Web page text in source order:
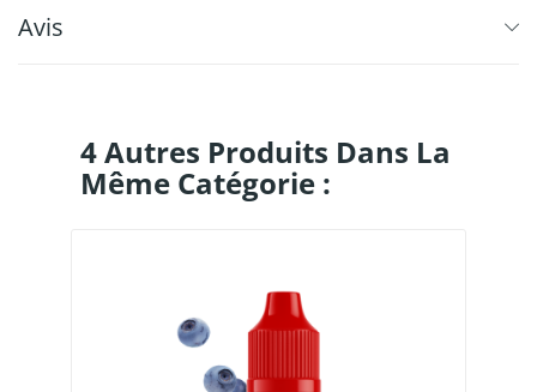
Avis
4 Autres Produits Dans La
Même Catégorie :